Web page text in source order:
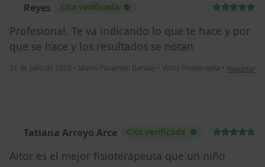
Reyes Cita verificada
Profesional. Te va indicando lo que te hace y por
que se hace y los resultados se notan
31 de julio de 2026 • Mario Pasamon Bardaji • Visita Fisioterapia • en opinión
Reportar
Tatiana Arroyo Arce Cita verificada
Aitor es el mejor fisioterapeuta que un niño